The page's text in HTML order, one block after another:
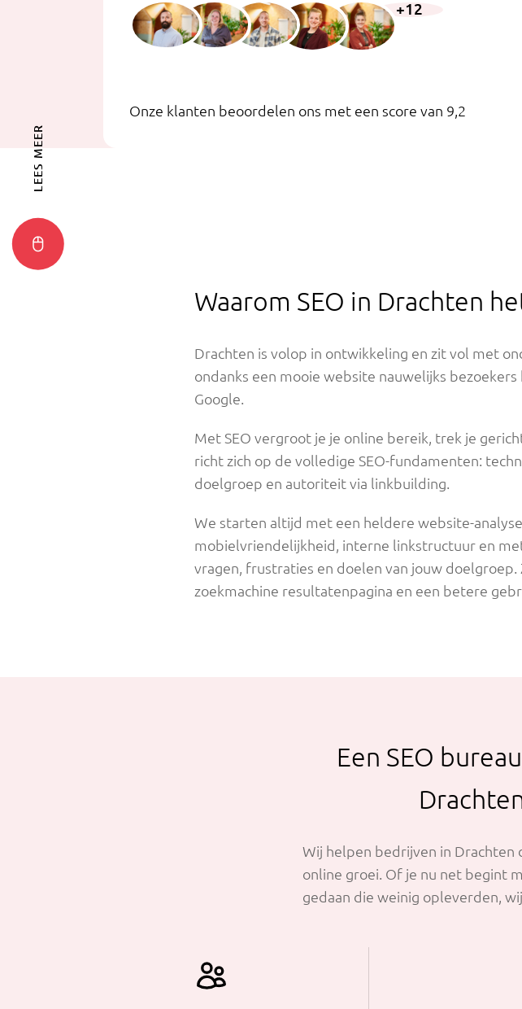
LEES MEER
+12
Onze klanten beoordelen ons met een score van 9,2
Waarom SEO in Drachten
Drachten is volop in ontwikkeling en zit vol met
ondanks een mooie website nauwelijks
Google.
Met SEO vergroot je je online bereik, trek je
richt zich op de volledige SEO-fundamenten:
doelgroep en autoriteit via linkbuilding.
We starten altijd met een heldere website-
mobielvriendelijkheid, interne linkstructuur en
vragen, frustraties en doelen van jouw
zoekmachine resultatenpagina en een betere
Een SEO
Wij helpen bedrijven in Drachten
online groei. Of je nu net begint
gedaan die weinig opleverden,